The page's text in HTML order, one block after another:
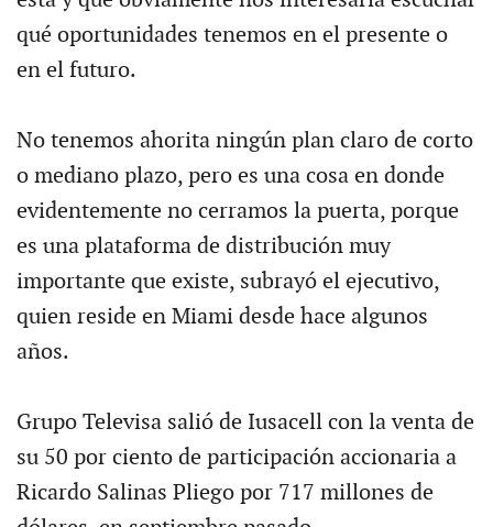
qué oportunidades tenemos en el presente o
en el futuro.
No tenemos ahorita ningún plan claro de corto
o mediano plazo, pero es una cosa en donde
evidentemente no cerramos la puerta, porque
es una plataforma de distribución muy
importante que existe, subrayó el ejecutivo,
quien reside en Miami desde hace algunos
años.
Grupo Televisa salió de Iusacell con la venta de
su 50 por ciento de participación accionaria a
Ricardo Salinas Pliego por 717 millones de